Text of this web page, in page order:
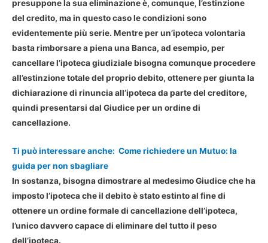
presuppone la suaeliminazioneè, comunque, l’estinzione
del credito, ma in questo caso le condizioni sono
evidentemente più serie. Mentre per un’ipoteca volontaria
basta rimborsare a piena una Banca, ad esempio, per
cancellare l’ipoteca giudiziale bisogna comunque procedere
all’estinzione totale del proprio debito, ottenere per giunta la
dichiarazione di rinuncia all’ipoteca da parte del creditore,
quindi presentarsi dal Giudice per un ordine di
cancellazione.
Ti può interessare anche: Come richiedere un Mutuo: la
guida per non sbagliare
In sostanza, bisogna dimostrare al medesimo Giudice che ha
imposto l’ipoteca che il debito è stato estinto al fine di
ottenere un ordine formale di cancellazione dell’ipoteca,
l’unico davvero capace di eliminare del tutto il peso
dell’ipoteca.